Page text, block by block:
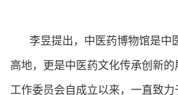
李昱提出，中医药博物馆是中
高地，更是中医药文化传承创新
工作委员会自成立以来，一直致